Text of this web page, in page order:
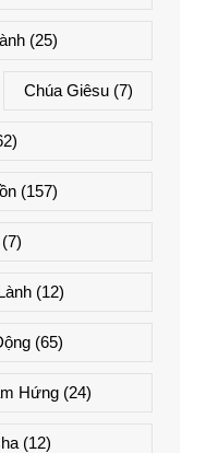
(25)
Chúa Giêsu(7)
(157)
(7)
(12)
(65)
Hứng(24)
(12)